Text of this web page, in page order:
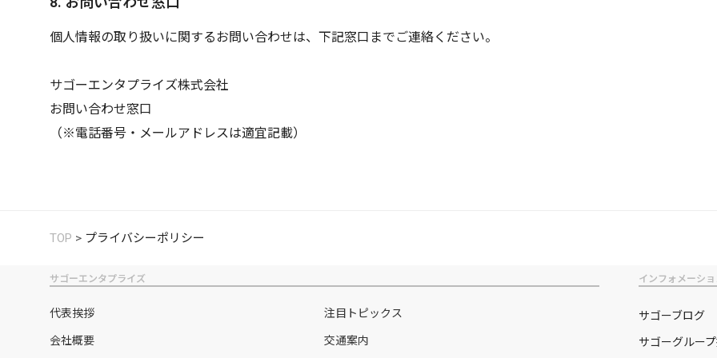
個人情報の取り扱いに関するお問い合わせは、下記窓口までご連絡ください。
サゴーエンタプライズ株式会社
お問い合わせ窓口
（※電話番号・メールアドレスは適宜記載）
TOP > プライバシーポリシー
サゴーエンタプライズ
代表挨拶 注目トピックス
会社概要 交通案内
インフォメーショ
サゴーブログ
サゴーグルー